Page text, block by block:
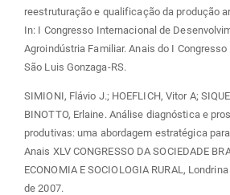
reestruturação e qualificação da produção
In: I Congresso Internacional de
Agroindústria Familiar. Anais do I
São Luis Gonzaga-RS.
SIMIONI, Flávio J.; HOEFLICH, Vitor A;
BINOTTO, Erlaine. Análise diagnóstica e
produtivas: uma abordagem estratégica
Anais XLV CONGRESSO DA SOCIEDADE
ECONOMIA E SOCIOLOGIA RURAL,
de 2007.